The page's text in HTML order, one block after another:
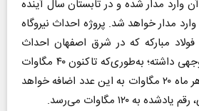
مگاوات آن وارد مدار شده و در تابستان سال آینده
آن وارد مدار خواهد شد. پروژه احداث نیروگاه
مگاواتی فولاد مبارکه که در شرق اصفهان احداث
شده نیز پیشرفت قابل‌توجهی داشته؛ به‌طوری‌که تاکنون ۴۰ مگاوات
آن وارد مدار شده و در هر ماه ۲۰ مگاوات به این عدد اضافه خواهد
به ۱۲۰ مگاوات می‌رسد.